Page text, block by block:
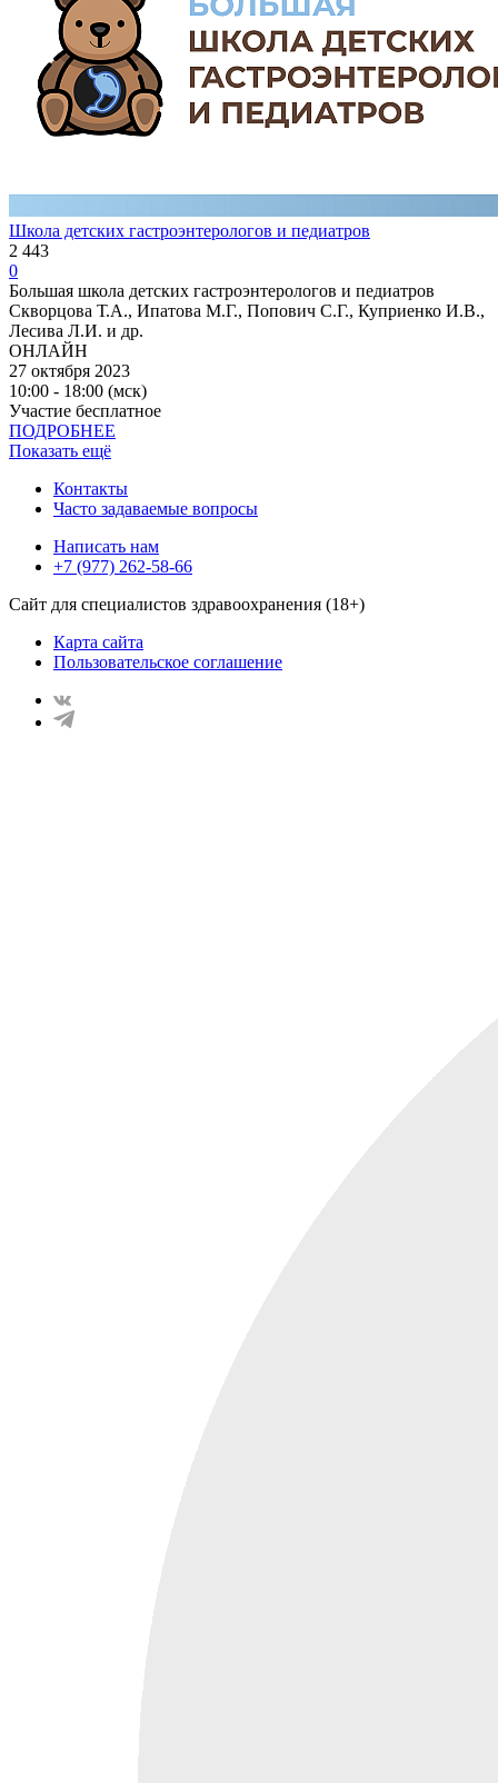
Школа детских гастроэнтерологов и педиатров
2 443
0
Большая школа детских гастроэнтерологов и педиатров
Скворцова Т.А., Ипатова М.Г., Попович С.Г., Куприенко И.В.,
Лесива Л.И. и др.
ОНЛАЙН
27 октября 2023
10:00 - 18:00 (мск)
Участие бесплатное
ПОДРОБНЕЕ
Показать ещё
Контакты
Часто задаваемые вопросы
Написать нам
+7 (977) 262-58-66
Сайт для специалистов здравоохранения (18+)
Карта сайта
Пользовательское соглашение